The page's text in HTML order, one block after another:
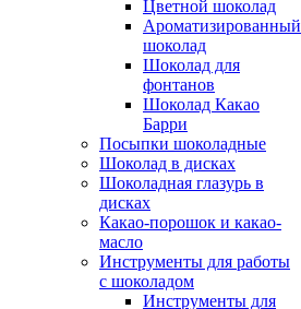
Цветной шоколад
Ароматизированный
шоколад
Шоколад для
фонтанов
Шоколад Какао
Барри
Посыпки шоколадные
Шоколад в дисках
Шоколадная глазурь в
дисках
Какао-порошок и какао-
масло
Инструменты для работы
с шоколадом
Инструменты для